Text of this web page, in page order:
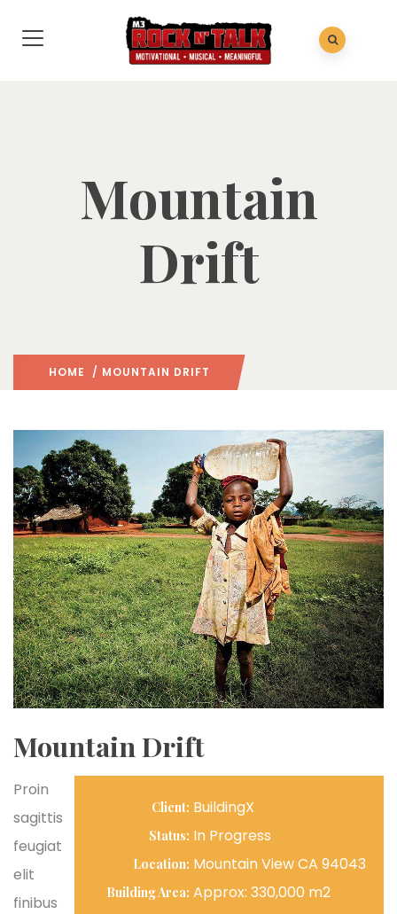
Mountain
Drift
HOME / MOUNTAIN DRIFT
Mountain Drift
Client: BuildingX
Status: In Progress
Location: Mountain View CA 94043
Building Area: Approx: 330,000 m2
Proin
sagittis
feugiat
elit
finibus